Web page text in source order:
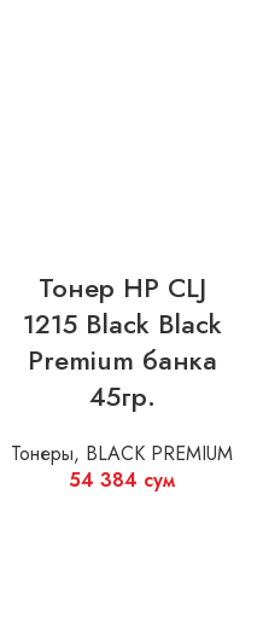
Тонер HP CLJ
1215 Black Black
Premium банка
45гр.
Тонеры, BLACK PREMIUM
54 384 сум